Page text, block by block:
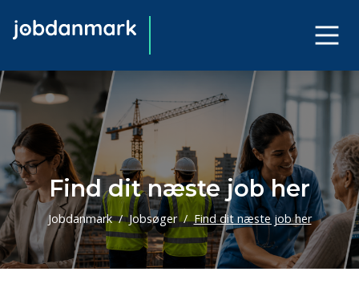
Find dit næste job her
Jobdanmark Jobsøger Find dit næste job her